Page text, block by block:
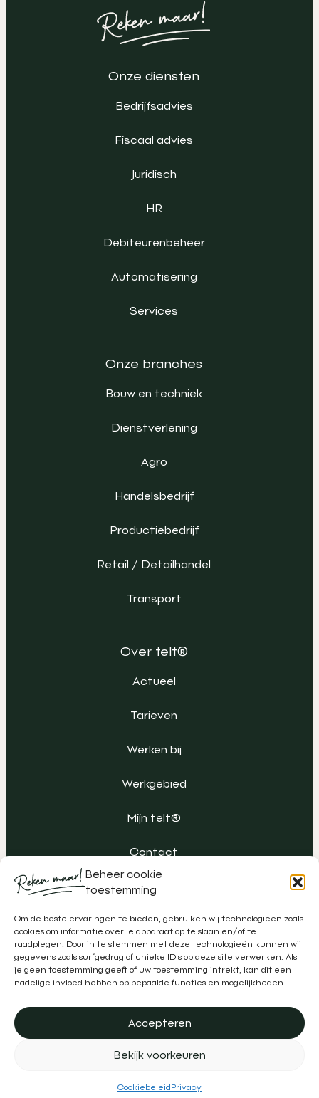
Beheer cookie
toestemming
Om de beste ervaringen te bieden, gebruiken wij technologieën zoals
cookies om informatie over je apparaat op te slaan en/of te
raadplegen. Door in te stemmen met deze technologieën kunnen wij
gegevens zoals surfgedrag of unieke ID's op deze site verwerken. Als
je geen toestemming geeft of uw toestemming intrekt, kan dit een
nadelige invloed hebben op bepaalde functies en mogelijkheden.
Accepteren
Bekijk voorkeuren
CookiebeleidPrivacy
Onze diensten
Bedrijfsadvies
Fiscaal advies
Juridisch
HR
Debiteurenbeheer
Automatisering
Services
Onze branches
Bouw en techniek
Dienstverlening
Agro
Handelsbedrijf
Productiebedrijf
Retail / Detailhandel
Transport
Over telt®
Actueel
Tarieven
Werken bij
Werkgebied
Mijn telt®
Contact
Algemene voorwaarden
Klachtenregeling
Privacy
Disclaimer